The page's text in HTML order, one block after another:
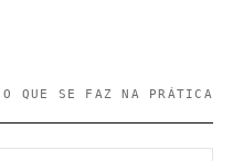
O QUE SE FAZ NA PRÁTICA